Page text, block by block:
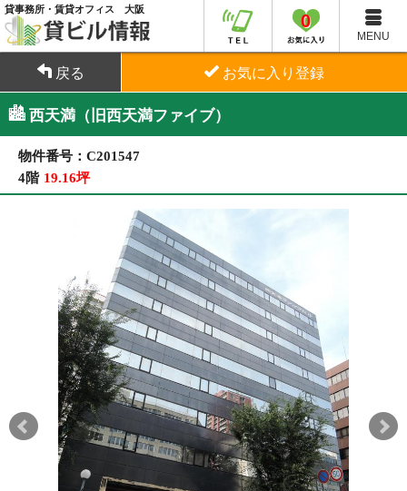
貸事務所・賃貸オフィス 大阪
MENU
0
戻る お気に入り登録
西天満（旧西天満ファイブ）
物件番号：C201547
4階 19.16坪